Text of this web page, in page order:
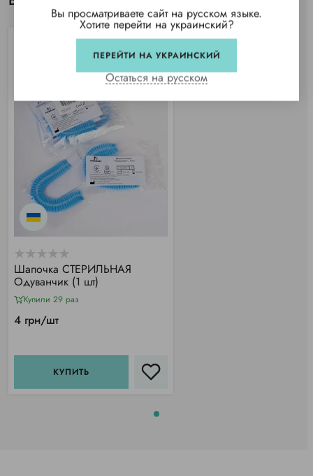
Шапочка СТЕРИЛЬНАЯ
Одуванчик (1 шт)
Купили 29 раз
4 грн/шт
КУПИТЬ
Вы просматриваете сайт на русском языке.
Хотите перейти на украинский?
ПЕРЕЙТИ НА УКРАИНСКИЙ
Остаться на русском